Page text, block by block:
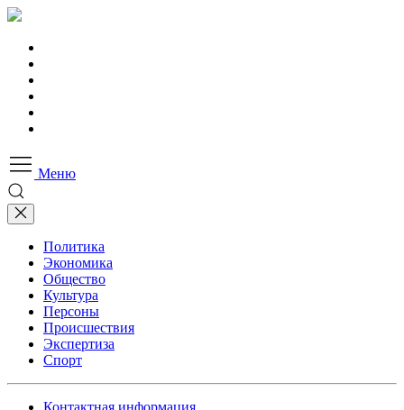
Меню
Политика
Экономика
Общество
Культура
Персоны
Происшествия
Экспертиза
Спорт
Контактная информация